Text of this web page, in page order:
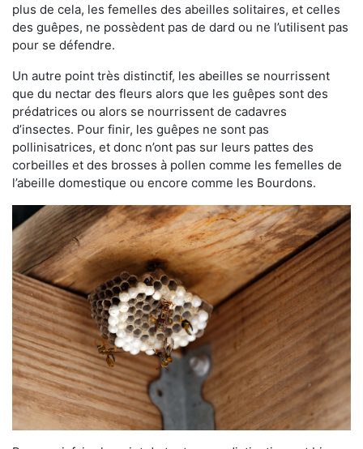
plus de cela, les femelles des abeilles solitaires, et celles
des guêpes, ne possèdent pas de dard ou ne l’utilisent pas
pour se défendre.
Un autre point très distinctif, les abeilles se nourrissent
que du nectar des fleurs alors que les guêpes sont des
prédatrices ou alors se nourrissent de cadavres
d’insectes. Pour finir, les guêpes ne sont pas
pollinisatrices, et donc n’ont pas sur leurs pattes des
corbeilles et des brosses à pollen comme les femelles de
l’abeille domestique ou encore comme les Bourdons.